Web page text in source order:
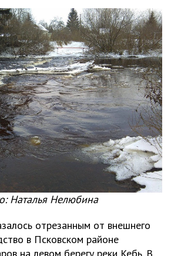
Наталья Нелюбина
отрезанным от внешнего
в Псковском районе
на левом берегу реки Кебь. В